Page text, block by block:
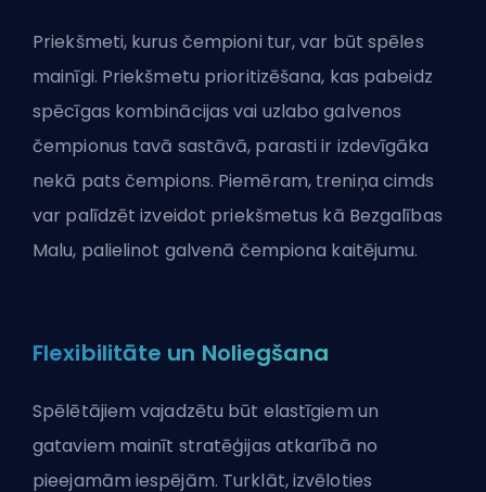
Priekšmeti, kurus čempioni tur, var būt spēles
mainīgi. Priekšmetu prioritizēšana, kas pabeidz
spēcīgas kombinācijas vai uzlabo galvenos
čempionus tavā sastāvā, parasti ir izdevīgāka
nekā pats čempions. Piemēram, treniņa cimds
var palīdzēt izveidot priekšmetus kā Bezgalības
Malu, palielinot galvenā čempiona kaitējumu.
Flexibilitāte un Noliegšana
Spēlētājiem vajadzētu būt elastīgiem un
gataviem mainīt stratēģijas atkarībā no
pieejamām iespējām. Turklāt, izvēloties